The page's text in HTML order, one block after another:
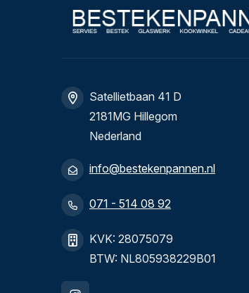
Satellietbaan 41 D
2181MG Hillegom
Nederland
info@bestekenpannen.nl
071 - 514 08 92
KVK: 28075079
BTW: NL805938229B01